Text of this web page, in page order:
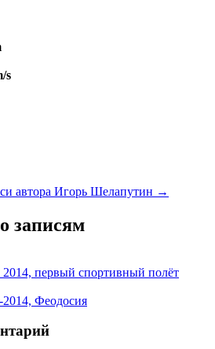
s
автора Игорь Шелапутин →
записям
первый спортивный полёт
2014, Феодосия